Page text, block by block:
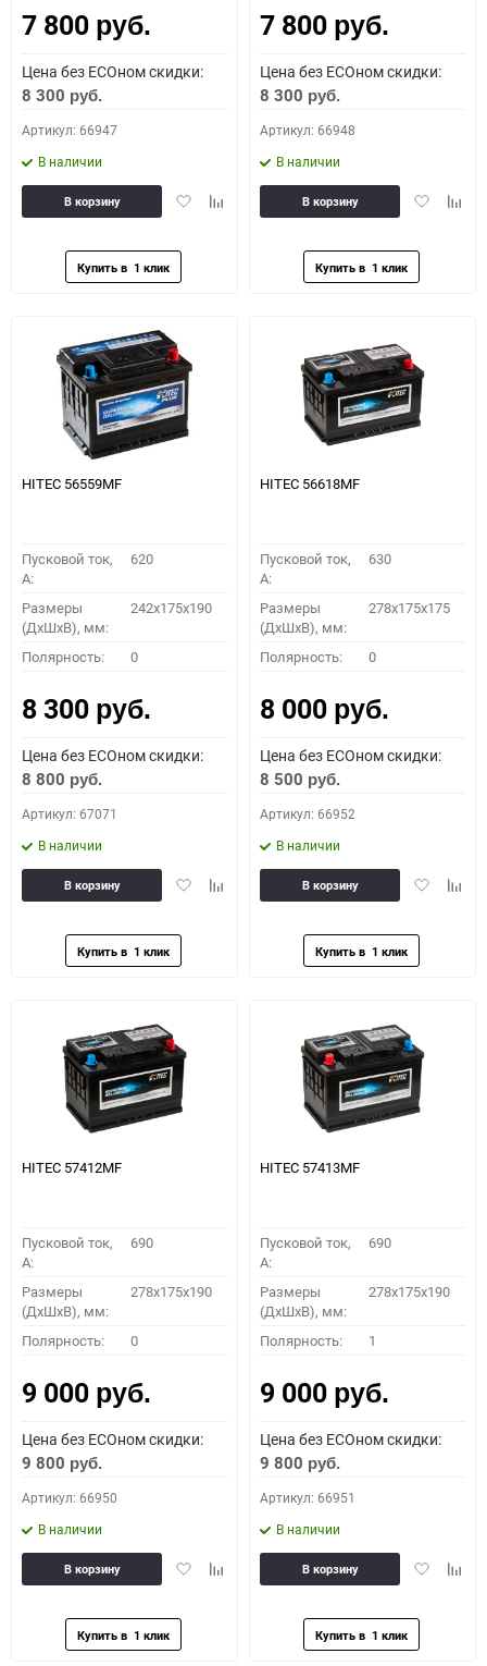
7 800 руб.
Цена без ECOном скидки:
8 300 руб.
Артикул: 66947
В наличии
ДобавитьДобавить
В корзину
7 800 руб.
Цена без ECOном скидки:
8 300 руб.
Артикул: 66948
В наличии
Добавить
В корзину
HITEC 56559MF
Пусковой ток,
A:
620
Размеры
(ДхШхВ), мм:
242x175x190
Полярность: 0
8 300 руб.
Цена без ECOном скидки:
8 800 руб.
Артикул: 67071
В наличии
ДобавитьДобавить
В корзину
HITEC 56618MF
Пусковой ток,
A:
630
Размеры
(ДхШхВ), мм:
278x175x175
Полярность: 0
8 000 руб.
Цена без ECOном скидки:
8 500 руб.
Артикул: 66952
В наличии
Добавить
В корзину
HITEC 57412MF
Пусковой ток,
A:
690
Размеры
(ДхШхВ), мм:
278x175x190
Полярность: 0
9 000 руб.
Цена без ECOном скидки:
9 800 руб.
Артикул: 66950
В наличии
ДобавитьДобавить
В корзину
HITEC 57413MF
Пусковой ток,
A:
690
Размеры
(ДхШхВ), мм:
278x175x190
Полярность: 1
9 000 руб.
Цена без ECOном скидки:
9 800 руб.
Артикул: 66951
В наличии
Добавить
В корзину